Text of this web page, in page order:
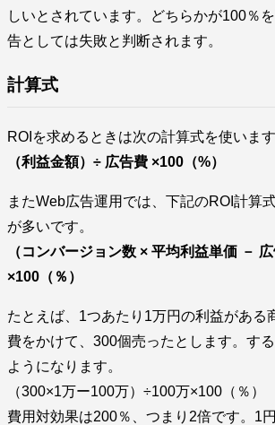
しいとされています。どちらかが100％
告としては失敗と判断されます。
計算式
ROIを求めるときは次の計算式を使います
（利益金額）÷ 広告費 ×100（%）
またWeb広告運用では、下記のROI計算
が多いです。
（コンバージョン数 × 平均利益単価 －
×100（％）
たとえば、1つあたり1万円の利益がある
費をかけて、300個売ったとします。す
ようになります。
（300×1万ー100万）÷100万×100（％）
費用対効果は200％、つまり2倍です。1